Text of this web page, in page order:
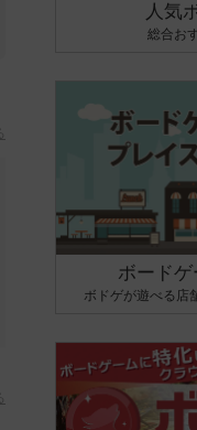
人気
総合お
ボード
ボドゲが遊べる店